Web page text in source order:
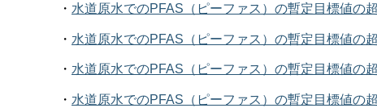
・ 水道原水でのPFAS（ピーファス）の暫定目標値の
・ 水道原水でのPFAS（ピーファス）の暫定目標値の
・ 水道原水でのPFAS（ピーファス）の暫定目標値の
・ 水道原水でのPFAS（ピーファス）の暫定目標値の